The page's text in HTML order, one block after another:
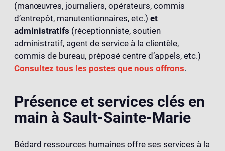
(manœuvres, journaliers, opérateurs, commis
d’entrepôt, manutentionnaires, etc.) et
administratifs (réceptionniste, soutien
administratif, agent de service à la clientèle,
commis de bureau, préposé centre d’appels, etc.)
Consultez tous les postes que nous offrons.
Présence et services clés en
main à Sault-Sainte-Marie
Bédard ressources humaines offre ses services à la